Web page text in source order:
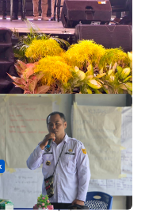
Percepatan
Morotai Apresiasi
ADD Rp3,13 Miliar